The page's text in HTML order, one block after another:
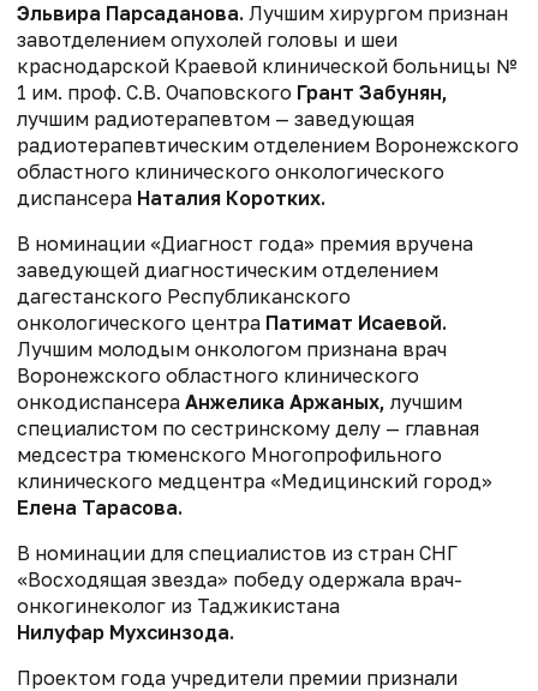
Эльвира Парсаданова. Лучшим хирургом признан
завотделением опухолей головы и шеи
краснодарской Краевой клинической больницы №
1 им. проф. С.В. Очаповского Грант Забунян,
лучшим радиотерапевтом — заведующая
радиотерапевтическим отделением Воронежского
областного клинического онкологического
диспансера Наталия Коротких.
В номинации «Диагност года» премия вручена
заведующей диагностическим отделением
дагестанского Республиканского
онкологического центра Патимат Исаевой.
Лучшим молодым онкологом признана врач
Воронежского областного клинического
онкодиспансера Анжелика Аржаных, лучшим
специалистом по сестринскому делу — главная
медсестра тюменского Многопрофильного
клинического медцентра «Медицинский город»
Елена Тарасова.
В номинации для специалистов из стран СНГ
«Восходящая звезда» победу одержала врач-
онкогинеколог из Таджикистана
Нилуфар Мухсинзода.
Проектом года учредители премии признали